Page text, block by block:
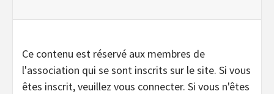
Ce contenu est réservé aux membres de
l'association qui se sont inscrits sur le site. Si vous
êtes inscrit, veuillez vous connecter. Si vous n'êtes